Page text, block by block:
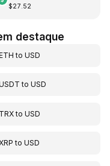
$27.52
destaque
toUSD
toUSD
TRXtoUSD
toUSD